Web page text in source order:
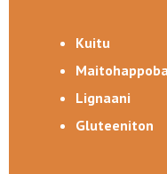
Kuitu
Lignaani
Gluteeniton